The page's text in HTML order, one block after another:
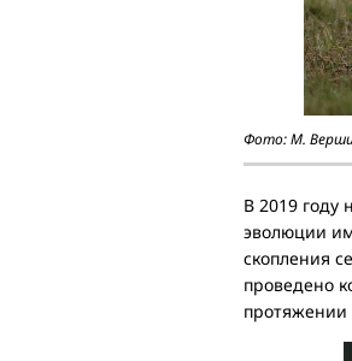
Фото: М.
В 2019 году
эволюции
скопления
проведено
протяжении